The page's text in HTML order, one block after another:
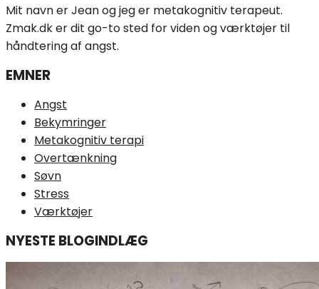
Mit navn er Jean og jeg er metakognitiv terapeut.
Zmak.dk er dit go-to sted for viden og værktøjer til
håndtering af angst.
EMNER
Angst
Bekymringer
Metakognitiv terapi
Overtænkning
Søvn
Stress
Værktøjer
NYESTE BLOGINDLÆG